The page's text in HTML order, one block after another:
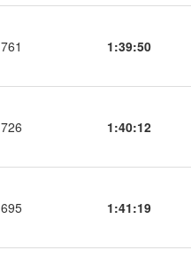
761 1:39:50
726 1:40:12
695 1:41:19